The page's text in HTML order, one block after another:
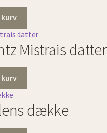
Mistrais datter
dække